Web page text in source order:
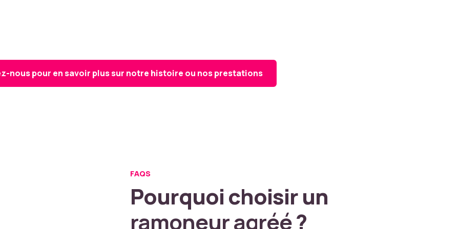
nous pour en savoir plus sur notre histoire ou nos prestations
FAQS
Pourquoichoisirun
ramoneuragréé?